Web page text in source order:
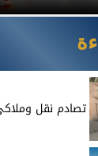
تصادم نقل